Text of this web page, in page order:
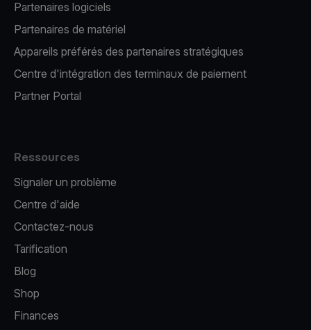
Partenaires logiciels
Partenaires de matériel
Appareils préférés des partenaires stratégiques
Centre d'intégration des terminaux de paiement
Partner Portal
Ressources
Signaler un problème
Centre d'aide
Contactez-nous
Tarification
Blog
Shop
Finances